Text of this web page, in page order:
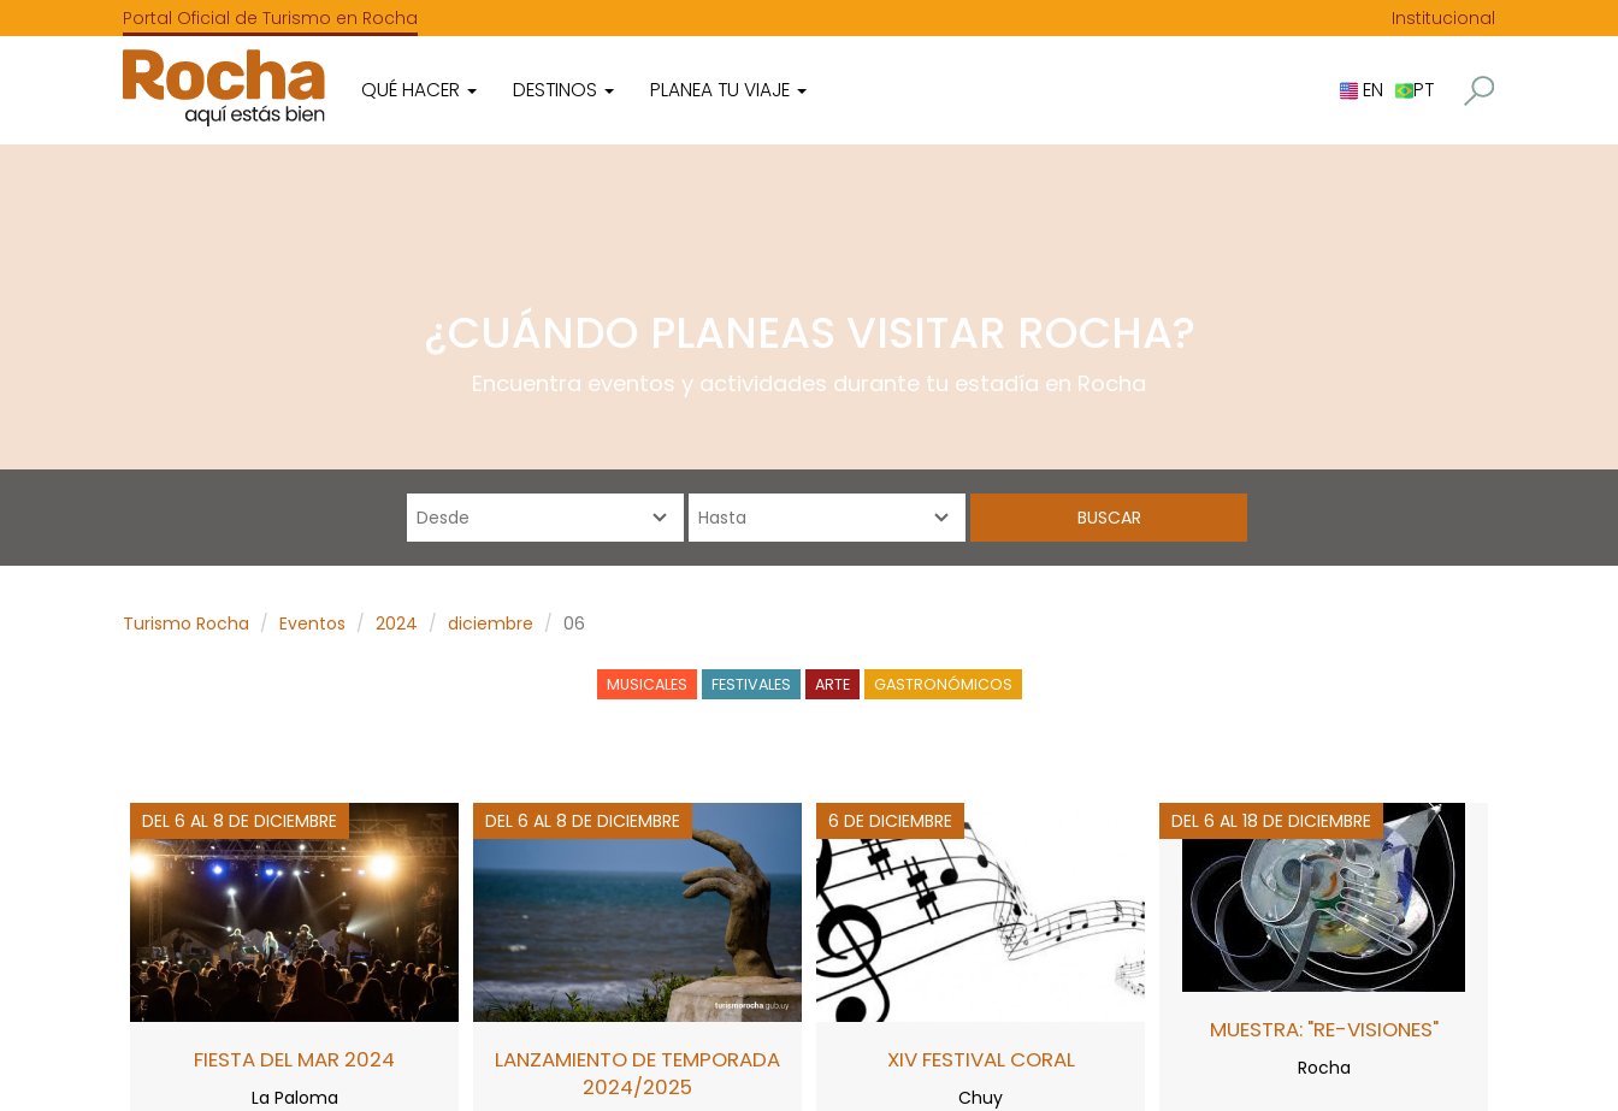
Portal Oficial de Turismo en Rocha Institucional
QUÉ HACER DESTINOS PLANEA TU VIAJE EN PT
¿CUÁNDO PLANEAS VISITAR ROCHA?
Encuentra eventos y actividades durante tu estadía en Rocha
Turismo Rocha Eventos 2024 diciembre 06
MUSICALES FESTIVALES ARTE GASTRONÓMICOS
DEL 6 AL 8 DE DICIEMBRE
FIESTA DEL MAR 2024
La Paloma
DEL 6 AL 8 DE DICIEMBRE
LANZAMIENTO DE TEMPORADA
2024/2025
6 DE DICIEMBRE
XIV FESTIVAL CORAL
Chuy
DEL 6 AL 18 DE DICIEMBRE
MUESTRA: "RE-VISIONES"
Rocha